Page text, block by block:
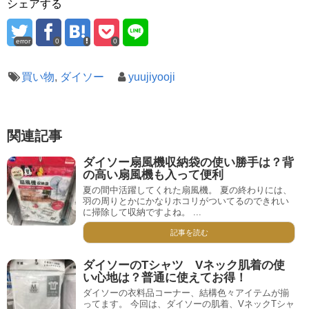
シェアする
error 0 0
買い物, ダイソー yuujiyooji
関連記事
ダイソー扇風機収納袋の使い勝手は？背
の高い扇風機も入って便利
夏の間中活躍してくれた扇風機。 夏の終わりには、
羽の周りとかにかなりホコリがついてるのできれい
に掃除して収納ですよね。 ...
記事を読む
ダイソーのTシャツ Vネック肌着の使
い心地は？普通に使えてお得！
ダイソーの衣料品コーナー、結構色々アイテムが揃
ってます。 今回は、ダイソーの肌着、VネックTシャ